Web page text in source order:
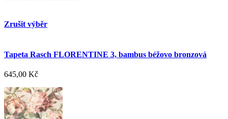
Zrušit výběr
Tapeta Rasch FLORENTINE 3, bambus béžovo bronzová
645,00 Kč